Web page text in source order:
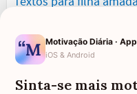
Textos para irmã
carinho
Motivação Diária ·
iOS & Android
Sinta-se mais